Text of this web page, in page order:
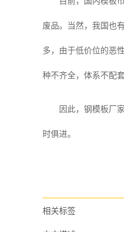
废品。当然，我国也
多，由于低价位的恶
种不齐全，体系不配
因此，钢模板厂家
时俱进。
相关标签